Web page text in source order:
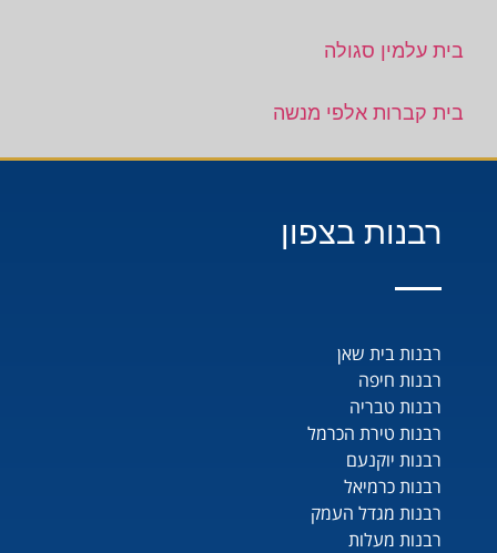
בית עלמין סגולה
בית קברות אלפי מנשה
רבנות בצפון
רבנות בית שאן
רבנות חיפה
רבנות טבריה
רבנות טירת הכרמל
רבנות יוקנעם
רבנות כרמיאל
רבנות מגדל העמק
רבנות מעלות